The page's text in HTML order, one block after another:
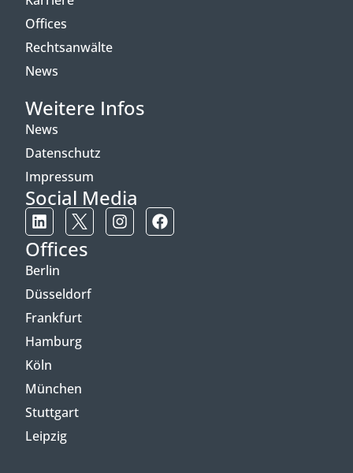
Offices
Rechtsanwälte
News
Weitere Infos
News
Datenschutz
Impressum
Social Media
Offices
Berlin
Düsseldorf
Frankfurt
Hamburg
Köln
München
Stuttgart
Leipzig